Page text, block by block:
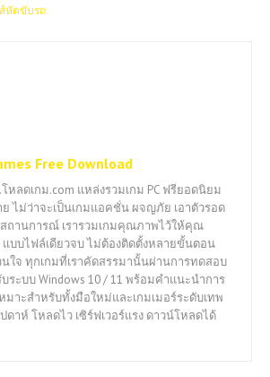
หัดขับรถ
Free Download
หลดเกม.com แหล่งรวมเกม PC ฟรียอดนิยม
ไม่ว่าจะเป็นเกมแอคชั่น ผจญภัย เอาตัวรอด
ถานการณ์ เรารวมเกมคุณภาพไว้ให้คุณ
แบบไฟล์เดียวจบ ไม่ต้องติดตั้งหลายขั้นตอน
ใจ ทุกเกมที่เราคัดสรรมานั้นผ่านการทดสอบ
ระบบ Windows 10 / 11 พร้อมคำแนะนำการ
มาะสำหรับทั้งมือใหม่และเกมเมอร์ระดับเทพ
ดาห์ โหลดไว เซิร์ฟเวอร์แรง ดาวน์โหลดได้